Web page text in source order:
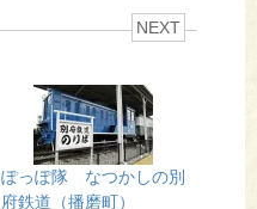
NEXT
ぽっぽ隊 なつかしの別
府鉄道（播磨町）